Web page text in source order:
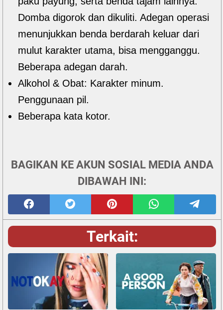
Domba digorok dan dikuliti. Adegan operasi
menunjukkan benda berdarah keluar dari
mulut karakter utama, bisa mengganggu.
Beberapa adegan darah.
Alkohol & Obat: Karakter minum.
Penggunaan pil.
Beberapa kata kotor.
BAGIKAN KE AKUN SOSIAL MEDIA ANDA
DIBAWAH INI:
Terkait: